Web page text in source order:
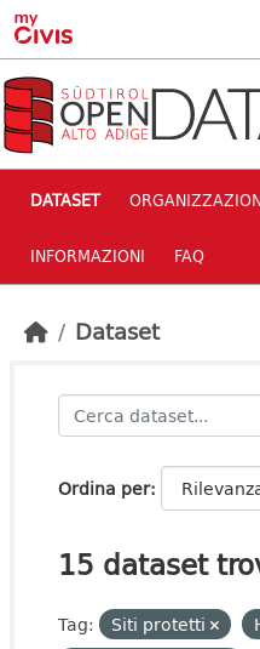
Skip to main content
DATASET
INFORMAZIONI FAQ
Dataset
Ordina per
15 dataset
Tag: Siti protetti